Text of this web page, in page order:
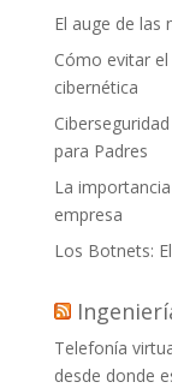
El auge de las
Cómo evitar
cibernética
para Padres
La
empresa
Los Botnets:
Telefonía
desde donde